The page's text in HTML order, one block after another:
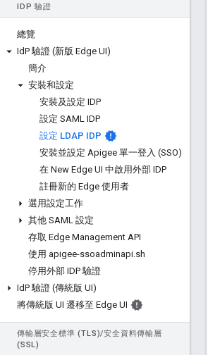
IDP 驗證
總覽
IdP 驗證 (新版 Edge UI)
簡介
安裝和設定
安裝及設定 IDP
設定 SAML IDP
設定 LDAP IDP
安裝並設定 Apigee 單一登入 (SSO)
在 New Edge UI 中啟用外部 IDP
註冊新的 Edge 使用者
選用設定工作
其他 SAML 設定
存取 Edge Management API
使用 apigee-ssoadminapi.sh
停用外部 IDP 驗證
IdP 驗證 (傳統版 UI)
將傳統版 UI 遷移至 Edge UI
傳輸層安全標準 (TLS)/安全資料傳輸層
(SSL)